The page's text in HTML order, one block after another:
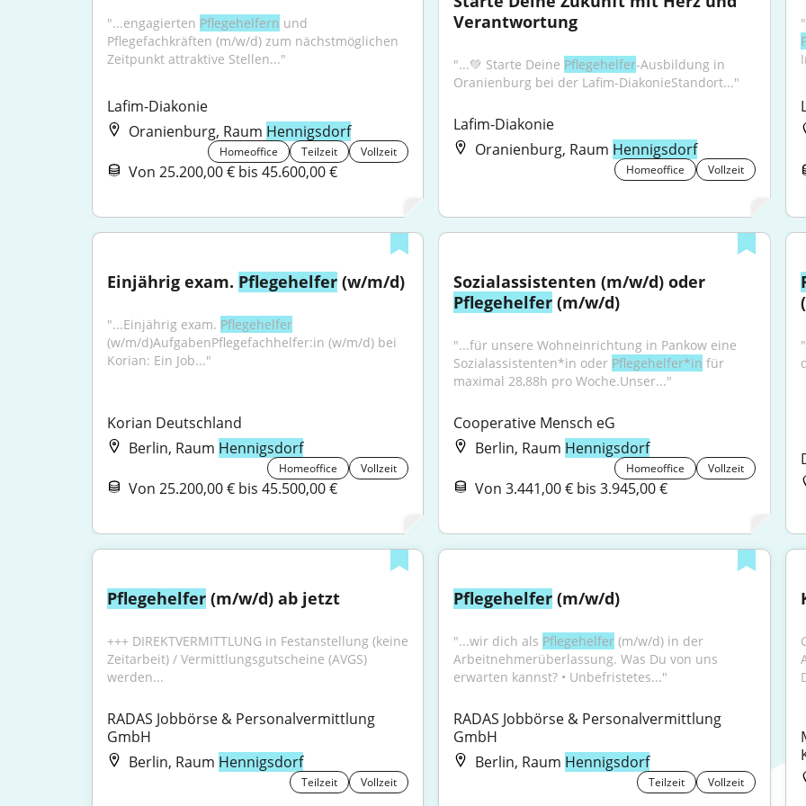
"...engagierten Pflegehelfern und
Pflegefachkräften (m/w/d) zum nächstmöglichen
Zeitpunkt attraktive Stellen..."
Lafim-Diakonie
Oranienburg, Raum Hennigsdorf
Homeoffice Teilzeit Vollzeit
Von 25.200,00 € bis 45.600,00 €
Verantwortung
"...💚 Starte Deine Pflegehelfer-Ausbildung in
Oranienburg bei der Lafim-DiakonieStandort..."
Lafim-Diakonie
Oranienburg, Raum Hennigsdorf
Homeoffice Vollzeit
Einjährig exam. Pflegehelfer (w/m/d)
"...Einjährig exam. Pflegehelfer
(w/m/d)AufgabenPflegefachhelfer:in (w/m/d) bei
Korian: Ein Job..."
Korian Deutschland
Berlin, Raum Hennigsdorf
Homeoffice Vollzeit
Von 25.200,00 € bis 45.500,00 €
Pflegehelfer (m/w/d)
"...für unsere Wohneinrichtung in Pankow eine
Sozialassistenten*in oder Pflegehelfer*in für
maximal 28,88h pro Woche.Unser..."
Cooperative Mensch eG
Berlin, Raum Hennigsdorf
Homeoffice Vollzeit
Von 3.441,00 € bis 3.945,00 €
Pflegehelfer (m/w/d) ab jetzt
+++ DIREKTVERMITTLUNG in Festanstellung (keine
Zeitarbeit) / Vermittlungsgutscheine (AVGS)
werden...
RADAS Jobbörse & Personalvermittlung
GmbH
Berlin, Raum Hennigsdorf
Teilzeit Vollzeit
Pflegehelfer (m/w/d)
"...wir dich als Pflegehelfer (m/w/d) in der
Arbeitnehmerüberlassung. Was Du von uns
erwarten kannst? • Unbefristetes..."
RADAS Jobbörse & Personalvermittlung
GmbH
Berlin, Raum Hennigsdorf
Teilzeit Vollzeit